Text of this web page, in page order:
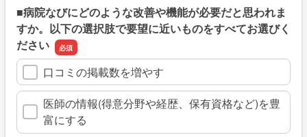
■病院なびにどのような改善や機能が必要だと思われま
すか。以下の選択肢で要望に近いものをすべてお選びく
ださい
口コミの掲載数を増やす
医師の情報(得意分野や経歴、保有資格など)を豊
富にする